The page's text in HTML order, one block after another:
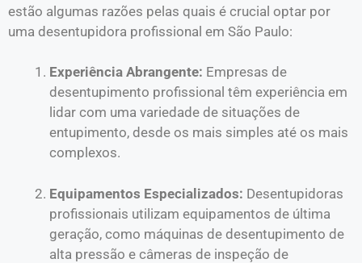
estão algumas razões pelas quais é crucial optar por
uma desentupidora profissional em São Paulo:
Experiência Abrangente: Empresas de
desentupimento profissional têm experiência em
lidar com uma variedade de situações de
entupimento, desde os mais simples até os mais
complexos.
Equipamentos Especializados: Desentupidoras
profissionais utilizam equipamentos de última
geração, como máquinas de desentupimento de
alta pressão e câmeras de inspeção de